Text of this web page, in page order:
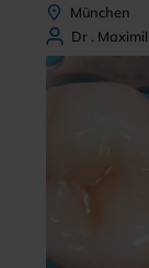
München
Dr .